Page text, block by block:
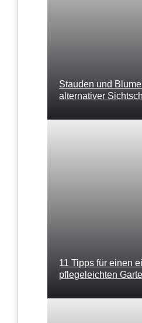
Stauden und
alternativer
11 Tipps für einen
pflegeleichten